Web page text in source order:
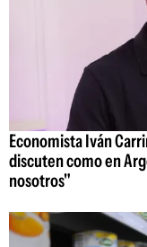
Economista Iván
discuten como en
nosotros"